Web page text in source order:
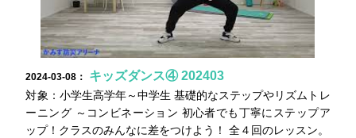
2024-03-08： キッズダンス④ 202403
対象：小学生高学年～中学生 基礎的なステップやリズムトレ
ーニング ～コンビネーション 初心者でも丁寧にステップア
ップ！クラスのみんなに差をつけよう！ 全４回のレッスン。